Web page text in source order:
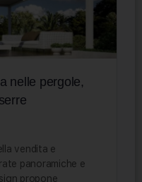
nelle pergole,
vendita e
panoramiche e
propone